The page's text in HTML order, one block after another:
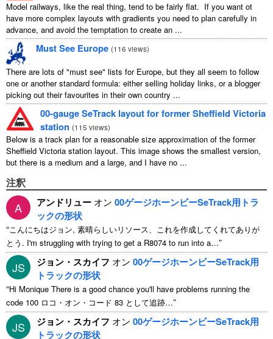
Model railways, like the real thing, tend to be fairly flat. If you want ot
have more complex layouts with gradients you need to plan carefully in
advance, and avoid the temptation to create an ...
Must See Europe (116 views)
There are lots of "must see" lists for Europe, but they all seem to follow
one or another standard formula: either selling holiday links, or a blogger
picking out their favourites in their own country ...
00-gauge SeTrack layout for former Sheffield Victoria
station (115 views)
Below is a track plan for a reasonable size approximation of the former
Sheffield Victoria station layout. This image shows the smallest version,
but there is a medium and a large, and I have no ...
注釈
A アンドリュー オン 00ゲージホーンビーSeTrack用トラ
ックの形状
“こんにちはジョン, 素晴らしいリソース、これを作成してくれてありが
とう. I'm struggling with trying to get a R8074 to run into a…”
JS ジョン・スカイフ オン 00ゲージホーンビーSeTrack用
トラックの形状
“Hi Monique There is a good chance you'll have problems running the
code 100 ロコ・オン・コード 83 として追跡…”
JS ジョン・スカイフ オン 00ゲージホーンビーSeTrack用
トラックの形状